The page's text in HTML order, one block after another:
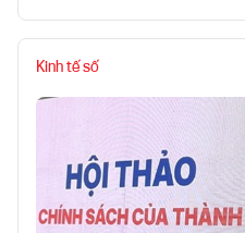
Kinh tế số